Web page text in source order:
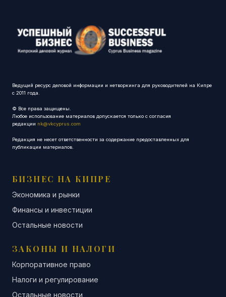
Ведущий ресурс деловой информации и нетворкинга для руководителей на Кипре
с 2011 года.
© Все права защищены.
Любое использование материалов допускается только с согласия
редакции nk@vkcyprus.com
Редакция не несет ответственности за содержание предоставленных для
публикации материалов.
БИЗНЕС НА КИПРЕ
Экономика и рынки
Финансы и инвестиции
Остальные новости
ЗАКОНЫ И НАЛОГИ
Корпоративное право
Налоги и регулирование
Остальные новости